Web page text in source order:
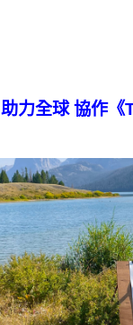
力全球 協作